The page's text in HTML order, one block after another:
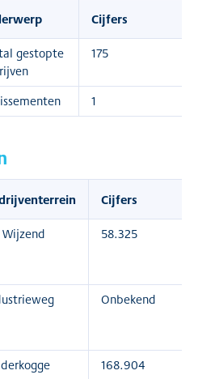
Cijfers
gestopte
175
1
Cijfers
Wijzend 58.325
Onbekend
168.904